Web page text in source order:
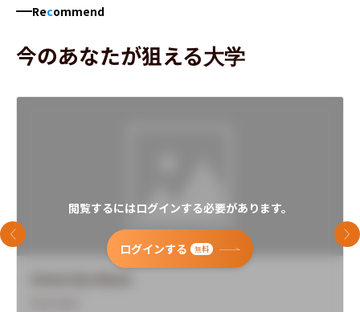
Recommend
今のあなたが狙える大学
閲覧するにはログインする必要があります。
ログインする 無料
前のスライド 次